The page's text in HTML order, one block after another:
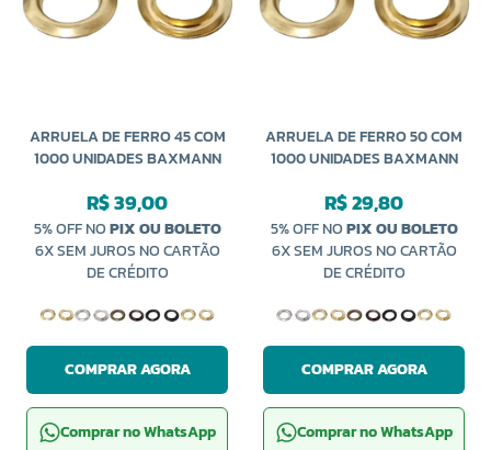
ARRUELA DE FERRO 45 COM
1000 UNIDADES BAXMANN
R$ 39,00
5% OFF NOPIX OU BOLETO
6X SEM JUROS NO CARTÃO
DE CRÉDITO
COMPRAR AGORA
Comprar no WhatsApp
ARRUELA DE FERRO 50 COM
1000 UNIDADES BAXMANN
R$ 29,80
5% OFF NOPIX OU BOLETO
6X SEM JUROS NO CARTÃO
DE CRÉDITO
COMPRAR AGORA
Comprar no WhatsApp